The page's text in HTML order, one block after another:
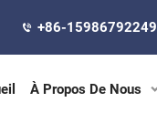
+86-15986792249
À Propos De Nous